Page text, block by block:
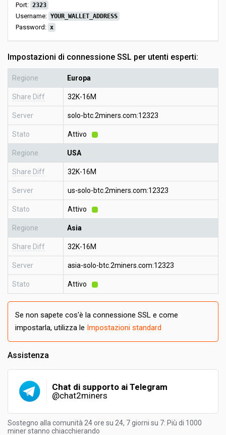
Port: 2323
Username: YOUR_WALLET_ADDRESS
Password: x
Impostazioni di connessione SSL per utenti esperti:
Regione Europa
Share Diff 32K-16M
Server solo-btc.2miners.com:12323
Stato Attivo
Regione USA
Share Diff 32K-16M
Server us-solo-btc.2miners.com:12323
Stato Attivo
Regione Asia
Share Diff 32K-16M
Server asia-solo-btc.2miners.com:12323
Stato Attivo
Se non sapete cos'è la connessione SSL e come
impostarla, utilizza le Impostazioni standard
Assistenza
Chat di supporto ai Telegram
@chat2miners
Sostegno alla comunità 24 ore su 24, 7 giorni su 7: Più di 1000
miner stanno chiacchierando